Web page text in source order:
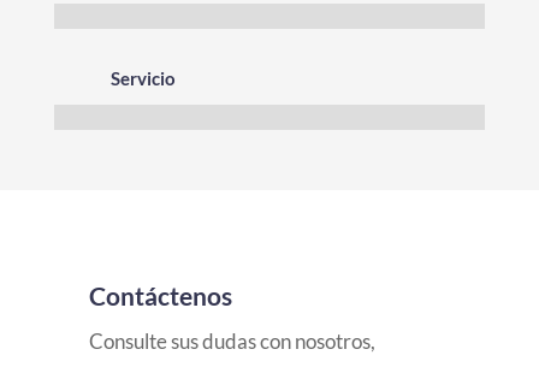
Servicio
Contáctenos
Consulte sus dudas con nosotros,